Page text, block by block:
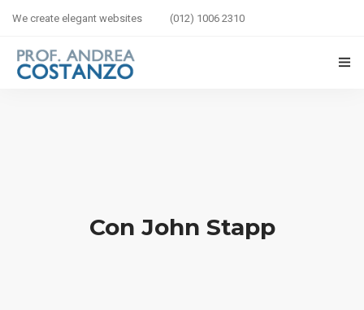
We create elegant websites (012) 1006 2310
SICUREZZA STRADALE
Con John Stapp